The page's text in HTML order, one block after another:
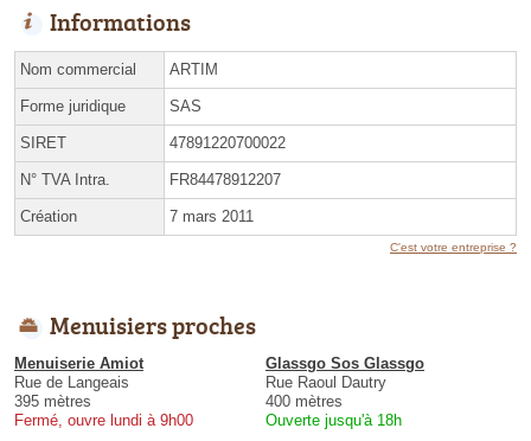
Informations
Nom commercial ARTIM
Forme juridique SAS
SIRET 47891220700022
N° TVA Intra. FR84478912207
Création 7 mars 2011
C'est votre entreprise ?
Menuisiers proches
Menuiserie Amiot
Rue de Langeais
395 mètres
Fermé, ouvre lundi à 9h00
Glassgo Sos Glassgo
Rue Raoul Dautry
400 mètres
Ouverte jusqu'à 18h